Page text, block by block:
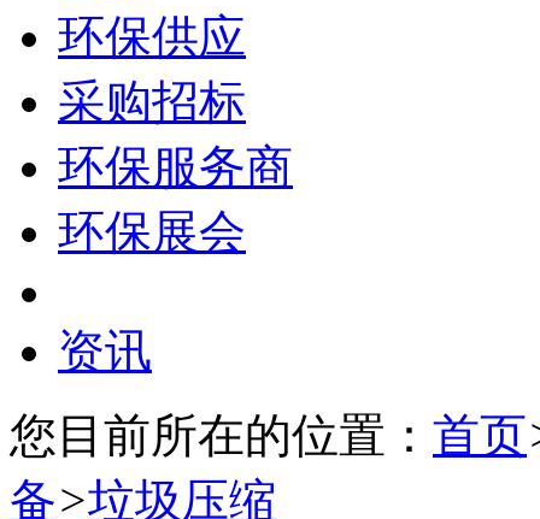
环保供应
采购招标
环保服务商
环保展会
资讯
您目前所在的位置： 首页
备>垃圾压缩